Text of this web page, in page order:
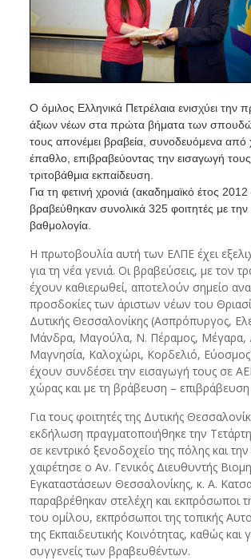
Ο όμιλος Ελληνικά Πετρέλαια ενισχύει την
άξιων νέων στα πρώτα βήματα των
τους απονέμει βραβεία, συνοδευόμενα από
έπαθλο, επιβραβεύοντας την εισαγωγή τους
τριτοβάθμια εκπαίδευση.
Για τη φετινή χρονιά (ακαδημαϊκό έτος
βραβεύθηκαν συνολικά 325 φοιτητές με
βαθμολογία.
Η πρωτοβουλία αυτή των ΕΛΠΕ έχει
για τη νέα γενιά. Οι βραβεύσεις, με τον
έχουν καθιερωθεί, αποτελούν σημείο
προσδοκίες των άριστων νέων του
Δυτικής Θεσσαλονίκης (Ασπρόπυργος,
Μάνδρα, Μαγούλα, Ν. Πέραμος, Μέγαρα,
Μαγνησία, Καλοχώρι, Κορδελιό,
έχουν συνδέσει την εισαγωγή τους σε ΑΕΙ
χώρας και με τη βράβευση –
Για τους φοιτητές της Δυτικής
εκδήλωση πραγματοποιήθηκε την
σε κεντρικό ξενοδοχείο της πόλης και
χαιρέτησε ο Αν. Γενικός Διευθυντής
Εγκαταστάσεων Θεσσαλονίκης, κ. Α.
παραβρέθηκαν στελέχη και εκπρόσωποι
του ομίλου, εκπρόσωποι της τοπικής
της Εκπαιδευτικής Κοινότητας, καθώς και
συγγενείς των βραβευθέντων.